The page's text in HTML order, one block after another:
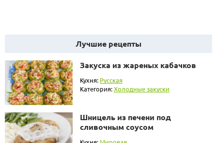
Лучшие рецепты
Закуска из жареных кабачков
Кухня: Русская
Категория:Холодные закуски
Шницель из печени под
сливочным соусом